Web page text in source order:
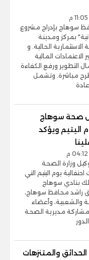
سوهاج بإدراج مشروع
بمركز ومدينة
الحالية. و
المالية
التطوير ورفع الكفاءة
مباشرة. وتشمل
صحة سوهاج
اليتيم ويؤكد
وزارة الصحة
يوم اليتيم التي
بنادي سوهاج
راشد محافظ سوهاج،
والشعبية، وأعضاء
مشاركة مديرية الصحة
والمتنزهات